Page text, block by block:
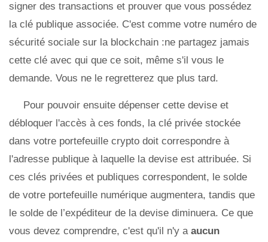
signer des transactions et prouver que vous possédez
la clé publique associée. C'est comme votre numéro de
sécurité sociale sur la blockchain :ne partagez jamais
cette clé avec qui que ce soit, même s'il vous le
demande. Vous ne le regretterez que plus tard.
Pour pouvoir ensuite dépenser cette devise et
débloquer l'accès à ces fonds, la clé privée stockée
dans votre portefeuille crypto doit correspondre à
l'adresse publique à laquelle la devise est attribuée. Si
ces clés privées et publiques correspondent, le solde
de votre portefeuille numérique augmentera, tandis que
le solde de l’expéditeur de la devise diminuera. Ce que
vous devez comprendre, c'est qu'il n'y a aucun